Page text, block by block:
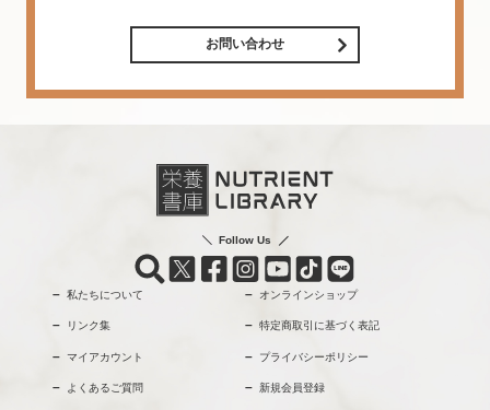
お問い合わせ
Follow Us
私たちについて オンラインショップ
リンク集 特定商取引に基づく表記
マイアカウント プライバシーポリシー
よくあるご質問 新規会員登録